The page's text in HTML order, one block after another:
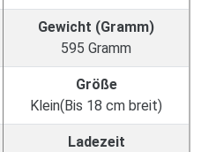
Gewicht (Gramm)
595 Gramm
Größe
Klein(Bis 18 cm breit)
Ladezeit